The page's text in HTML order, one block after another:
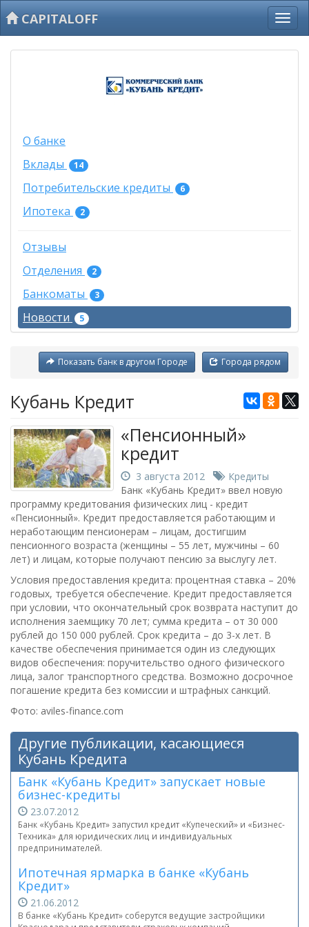
CAPITALOFF
О банке
Вклады
14
Потребительские кредиты 6
Ипотека 2
Отзывы
Отделения
2
Банкоматы 3
Новости 5
Города рядом
Показать банк в другом Городе
Кубань Кредит
«Пенсионный»
кредит
3 августа 2012
Кредиты
Банк «Кубань Кредит» ввел новую
программу кредитования физических лиц - кредит
«Пенсионный». Кредит предоставляется работающим и
неработающим пенсионерам – лицам, достигшим
пенсионного возраста (женщины – 55 лет, мужчины – 60
лет) и лицам, которые получают пенсию за выслугу лет.
Условия предоставления кредита: процентная ставка – 20%
годовых, требуется обеспечение. Кредит предоставляется
при условии, что окончательный срок возврата наступит до
исполнения заемщику 70 лет; сумма кредита – от 30 000
рублей до 150 000 рублей. Срок кредита – до 3-х лет. В
качестве обеспечения принимается один из следующих
видов обеспечения: поручительство одного физического
лица, залог транспортного средства. Возможно досрочное
погашение кредита без комиссии и штрафных санкций.
Фото: aviles-finance.com
Другие публикации, касающиеся
Кубань Кредита
Банк «Кубань Кредит» запускает новые
бизнес-кредиты
23.07.2012
Банк «Кубань Кредит» запустил кредит «Купеческий» и «Бизнес-
Техника» для юридических лиц и индивидуальных
предпринимателей.
Ипотечная ярмарка в банке «Кубань
Кредит»
21.06.2012
В банке «Кубань Кредит» соберутся ведущие застройщики